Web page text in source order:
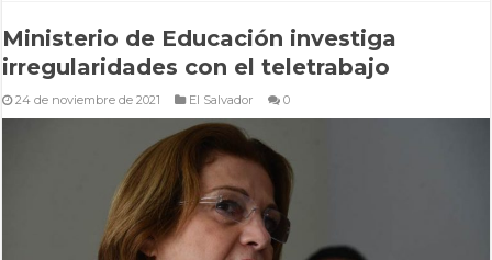
Ministerio de Educación investiga
irregularidades con el teletrabajo
24 de noviembre de 2021 El Salvador 0